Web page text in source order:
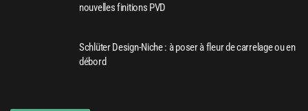
nouvelles finitions PVD
Schlüter Design-Niche : à poser à fleur de carrelage ou en
débord